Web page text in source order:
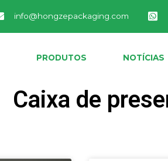
info@hongzepackaging.com
PRODUTOS NOTÍCIAS
Caixa de